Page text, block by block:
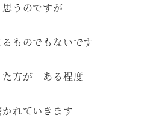
うのですが
ものでもないです
方が ある程度
れていきます